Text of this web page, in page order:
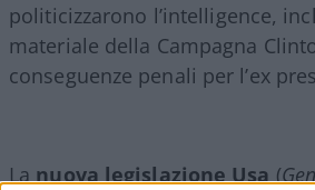
politicizzarono l’intelligence,
materiale della Campagna
conseguenze penali per l’ex
Lanuova legislazione Usa(